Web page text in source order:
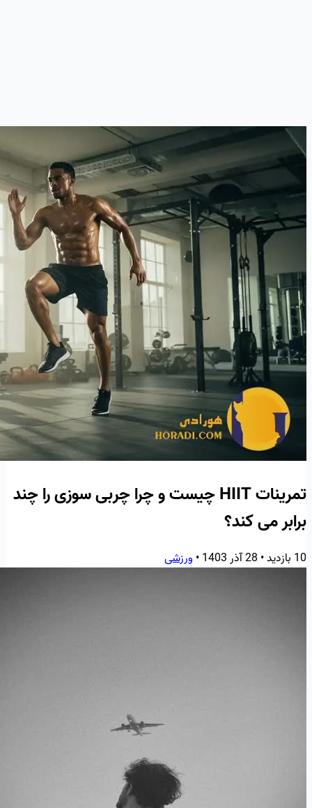
تمرینات HIIT چیست و چرا چربی سوزی را چند
برابر می کند؟
10 بازدید • 28 آذر 1403 • ورزشی